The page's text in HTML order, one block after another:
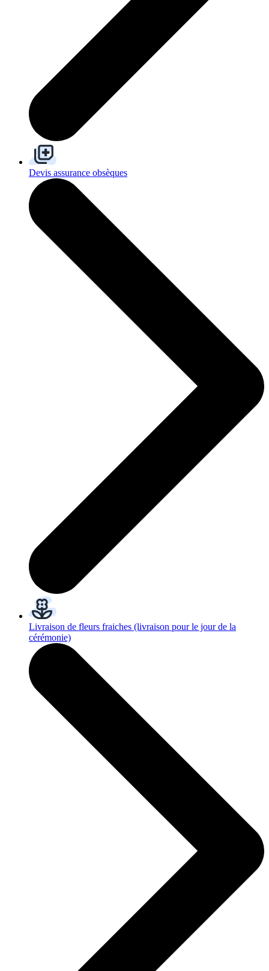
Devis assurance obsèques
Livraison de fleurs fraiches (livraison pour le jour de la
cérémonie)